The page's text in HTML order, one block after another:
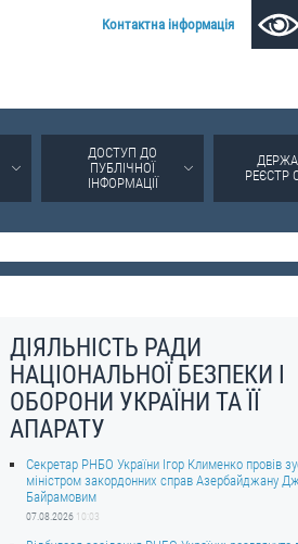
Контактна інформація
ДОСТУП ДО
ПУБЛІЧНОЇ
ІНФОРМАЦІЇ
РЕЄСТР
ДІЯЛЬНІСТЬ РАДИ
НАЦІОНАЛЬНОЇ БЕЗПЕКИ І
ОБОРОНИ УКРАЇНИ ТА ЇЇ
АПАРАТУ
Секретар РНБО України Ігор Клименко провів
міністром закордонних справ Азербайджану
Байрамовим
07.08.2026 10:03